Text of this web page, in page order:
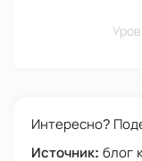
Интересно?
Источник: блог